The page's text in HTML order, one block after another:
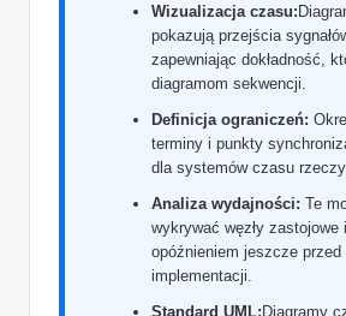
Wizualizacja czasu:
pokazują przejścia
zapewniając dokładność,
diagramom sekwencji.
Definicja ograniczeń:
terminy i punkty
dla systemów czasu
Analiza wydajności: Te
wykrywać węzły zastojowe
opóźnieniem jeszcze przed
implementacji.
Standard UML: Diagramy